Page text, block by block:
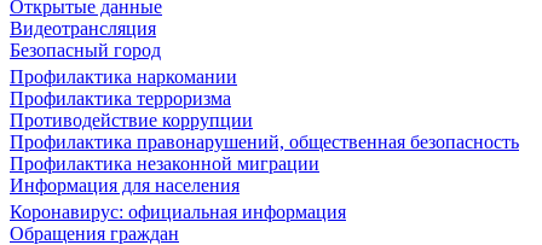
Открытые данные
Видеотрансляция
Безопасный город
Профилактика наркомании
Профилактика терроризма
Противодействие коррупции
Профилактика правонарушений, общественная безопасность
Профилактика незаконной миграции
Информация для населения
Коронавирус: официальная информация
Обращения граждан